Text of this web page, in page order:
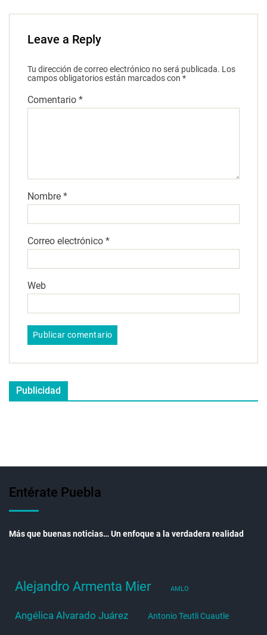
Leave a Reply
Tu dirección de correo electrónico no será publicada. Los
campos obligatorios están marcados con *
Comentario *
Nombre *
Correo electrónico *
Web
Publicidad
Entérate Puebla
Más que buenas noticias… Un enfoque a la verdadera realidad
Alejandro Armenta Mier AMLO
Angélica Alvarado Juárez Antonio Teutli Cuautle